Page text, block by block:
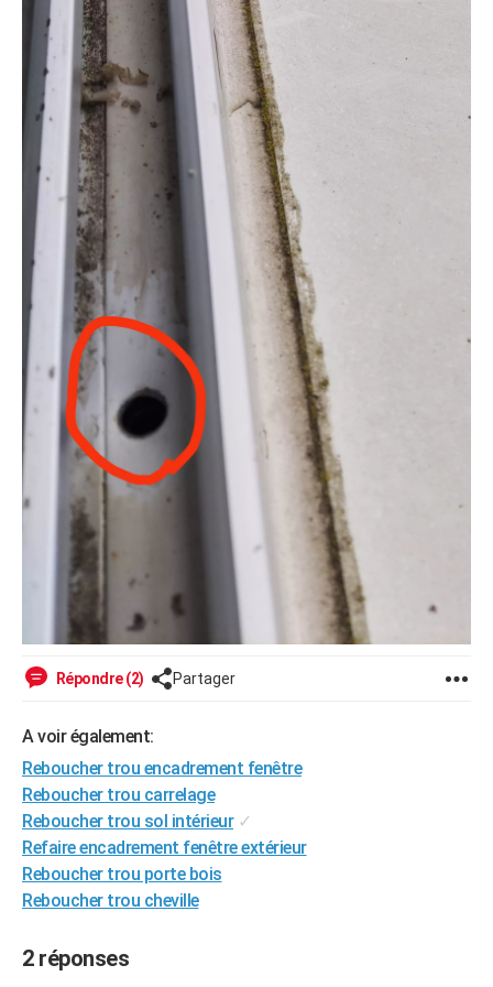
Répondre (2) Partager
A voir également:
Reboucher trou encadrement fenêtre
Reboucher trou carrelage
Reboucher trou sol intérieur ✓
Refaire encadrement fenêtre extérieur
Reboucher trou porte bois
Reboucher trou cheville
2 réponses